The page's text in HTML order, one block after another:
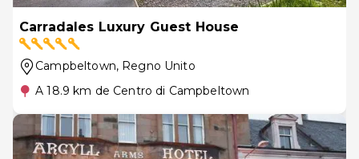
Carradales Luxury Guest House
Campbeltown, Regno Unito
A 18.9 km de Centro di Campbeltown